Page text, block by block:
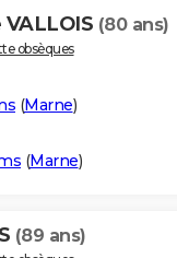
(80 ans)
obsèques
(Marne)
(Marne)
(89 ans)